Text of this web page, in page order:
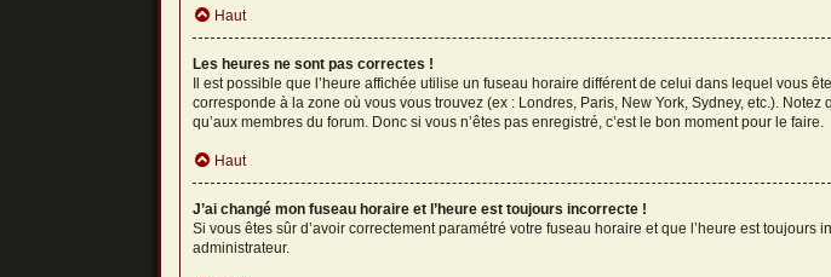
Haut
Les heures ne sont pas correctes !
Il est possible que l’heure affichée utilise un fuseau horaire différent de celui dans lequel vous
corresponde à la zone où vous vous trouvez (ex : Londres, Paris, New York, Sydney, etc.).
qu’aux membres du forum. Donc si vous n’êtes pas enregistré, c’est le bon moment pour le faire.
Haut
J’ai changé mon fuseau horaire et l’heure est toujours incorrecte !
Si vous êtes sûr d’avoir correctement paramétré votre fuseau horaire et que l’heure est
administrateur.